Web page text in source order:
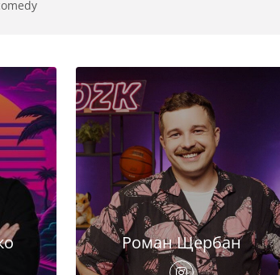
Роман Щербан